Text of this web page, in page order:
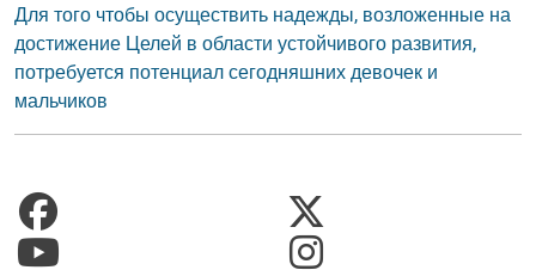
Для того чтобы осуществить надежды, возложенные на
достижение Целей в области устойчивого развития,
потребуется потенциал сегодняшних девочек и
мальчиков